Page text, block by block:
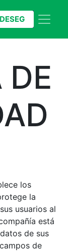
los
la
usuarios al
está
de sus
de